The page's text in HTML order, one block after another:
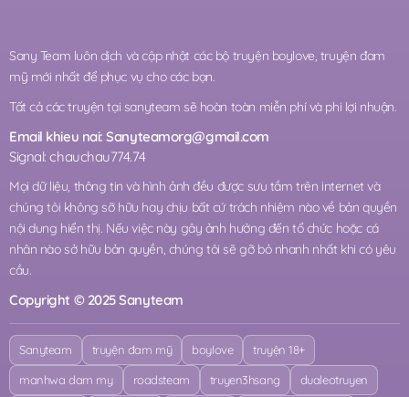
Sany Team luôn dịch và cập nhật các bộ truyện boylove, truyện đam
mỹ mới nhất để phục vụ cho các bạn.
Tất cả các truyện tại sanyteam sẽ hoàn toàn miễn phí và phi lợi nhuận.
Email khieu nai:Sanyteamorg@gmail.com
Signal: chauchau774.74
Mọi dữ liệu, thông tin và hình ảnh đều được sưu tầm trên internet và
chúng tôi không sỡ hữu hay chịu bất cứ trách nhiệm nào về bản quyền
nội dung hiển thị. Nếu việc này gây ảnh hưởng đến tổ chức hoặc cá
nhân nào sở hữu bản quyền, chúng tôi sẽ gỡ bỏ nhanh nhất khi có yêu
cầu.
Copyright © 2025 Sanyteam
Sanyteam truyện đam mỹ boylove truyện 18+
manhwa dam my roadsteam truyen3hsang dualeotruyen